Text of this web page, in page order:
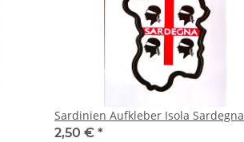
Sardinien Aufkleber Isola Sardegna
2,50 € *